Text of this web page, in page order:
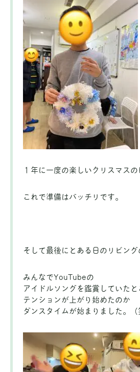
１年に一度の楽しいクリスマスの
これで準備はバッチリです。
そして最後にとある日のリビング
みんなでYouTubeの
アイドルソングを鑑賞していたと
テンションが上がり始めたのか
ダンスタイムが始まりました。（